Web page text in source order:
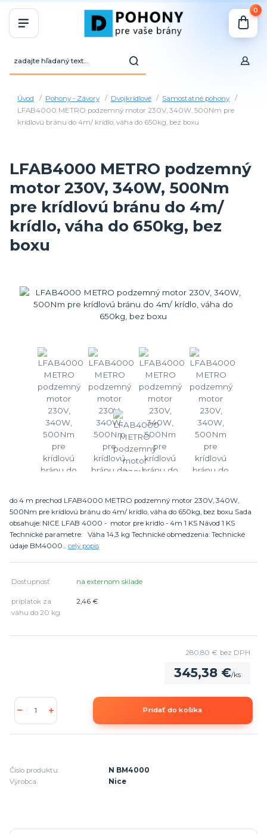
0
Úvod Pohony - Závory Dvojkrídlové
Samostatné pohony
LFAB4000 METRO podzemný motor 230V, 340W, 500Nm pre
krídlovú bránu do 4m/ krídlo, váha do 650kg, bez boxu
LFAB4000 METRO podzemný
motor 230V, 340W, 500Nm
pre krídlovú bránu do 4m/
krídlo, váha do 650kg, bez
boxu
do 4 m prechod LFAB4000 METRO podzemný motor 230V, 340W,
500Nm pre krídlovú bránu do 4m/ krídlo, váha do 650kg, bez boxu Sada
obsahuje: NICE LFAB 4000 - motor pre kridlo - 4m 1 KS Návod 1 KS
Technické parametre: Váha 14,3 kg Technické obmedzenia: Technické
údaje BM4000... celý popis
Dostupnosť na externom sklade
príplatok za
váhu do 20 kg
2,46 €
345,38 €/ks
280,80 € bez DPH
Pridať do košíka
Číslo produktu:
N BM4000
Výrobca:
Nice